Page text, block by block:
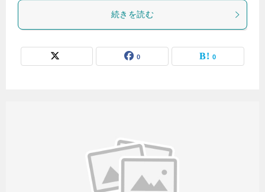
続きを読む
0 0